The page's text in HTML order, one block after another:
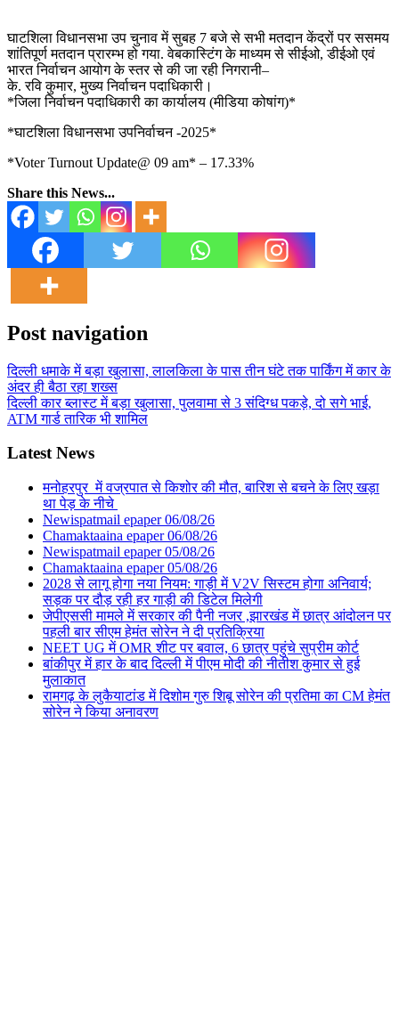
घाटशिला विधानसभा उप चुनाव में सुबह 7 बजे से सभी मतदान केंद्रों पर ससमय
शांतिपूर्ण मतदान प्रारम्भ हो गया. वेबकास्टिंग के माध्यम से सीईओ, डीईओ एवं
भारत निर्वाचन आयोग के स्तर से की जा रही निगरानी–
के. रवि कुमार, मुख्य निर्वाचन पदाधिकारी।
*जिला निर्वाचन पदाधिकारी का कार्यालय (मीडिया कोषांग)*
*घाटशिला विधानसभा उपनिर्वाचन -2025*
*Voter Turnout Update@ 09 am* – 17.33%
Share this News...
Post navigation
दिल्ली धमाके में बड़ा खुलासा, लालकिला के पास तीन घंटे तक पार्किंग में कार के
अंदर ही बैठा रहा शख्स
दिल्ली कार ब्लास्ट में बड़ा खुलासा, पुलवामा से 3 संदिग्ध पकड़े, दो सगे भाई,
ATM गार्ड तारिक भी शामिल
Latest News
मनोहरपुर में वज्रपात से किशोर की मौत, बारिश से बचने के लिए खड़ा
था पेड़ के नीचे
Newispatmail epaper 06/08/26
Chamaktaaina epaper 06/08/26
Newispatmail epaper 05/08/26
Chamaktaaina epaper 05/08/26
2028 से लागू होगा नया नियम: गाड़ी में V2V सिस्टम होगा अनिवार्य;
सड़क पर दौड़ रही हर गाड़ी की डिटेल मिलेगी
जेपीएससी मामले में सरकार की पैनी नजर ,झारखंड में छात्र आंदोलन पर
पहली बार सीएम हेमंत सोरेन ने दी प्रतिक्रिया
NEET UG में OMR शीट पर बवाल, 6 छात्र पहुंचे सुप्रीम कोर्ट
बांकीपुर में हार के बाद दिल्ली में पीएम मोदी की नीतीश कुमार से हुई
मुलाकात
रामगढ़ के लुकैयाटांड में दिशोम गुरु शिबू सोरेन की प्रतिमा का CM हेमंत
सोरेन ने किया अनावरण